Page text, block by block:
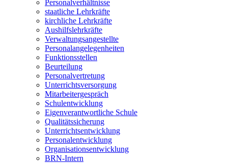
Personalverhältnisse
staatliche Lehrkräfte
kirchliche Lehrkräfte
Aushilfslehrkräfte
Verwaltungsangestellte
Personalangelegenheiten
Funktionsstellen
Beurteilung
Personalvertretung
Unterrichtsversorgung
Mitarbeitergespräch
Schulentwicklung
Eigenverantwortliche Schule
Qualitätssicherung
Unterrichtsentwicklung
Personalentwicklung
Organisationsentwicklung
BRN-Intern